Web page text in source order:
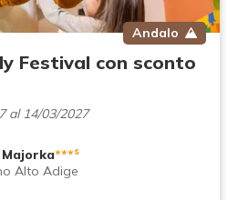
Andalo
Festival con sconto
al 14/03/2027
***s
Alto Adige